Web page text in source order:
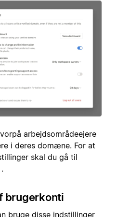
arbejdsområdeejere
i deres domæne. For at
skal du gå til
.
brugerkonti
bruge disse indstillinger